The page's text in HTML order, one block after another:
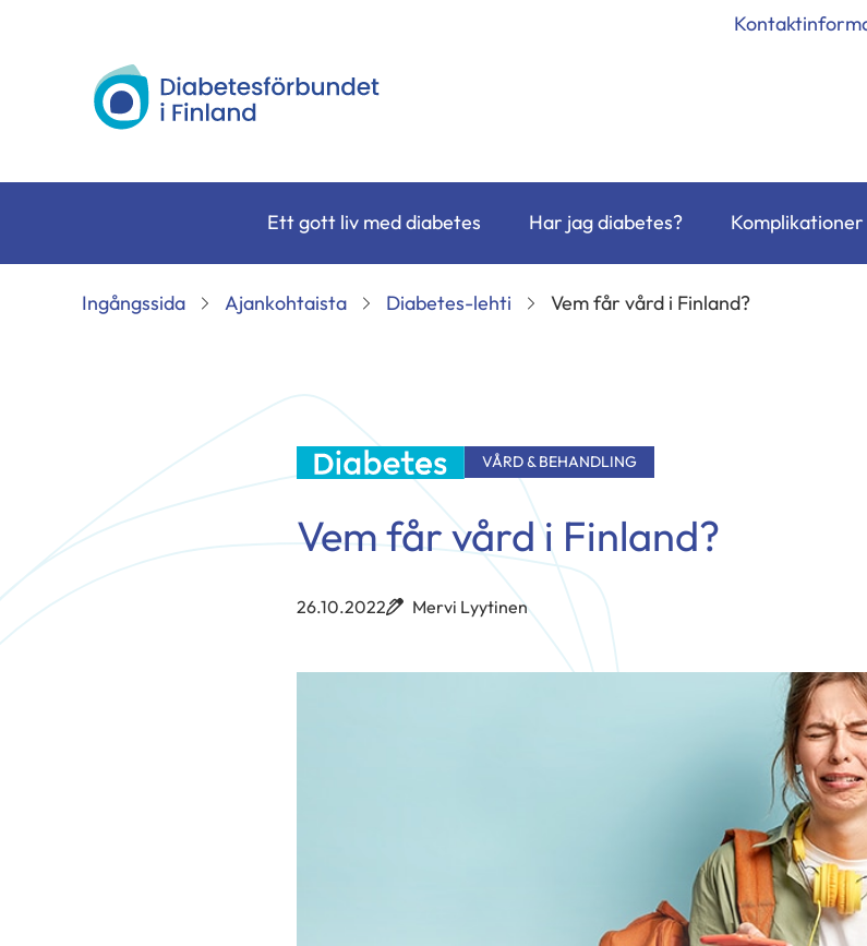
Diabetesförbundet
Ett gott liv med diabetes Har jag diabetes? Komplikationer
Ingångssida Ajankohtaista Diabetes-lehti Vem får vård i Finland?
VÅRD & BEHANDLING
Vem får vård i Finland?
26.10.2022 Mervi Lyytinen